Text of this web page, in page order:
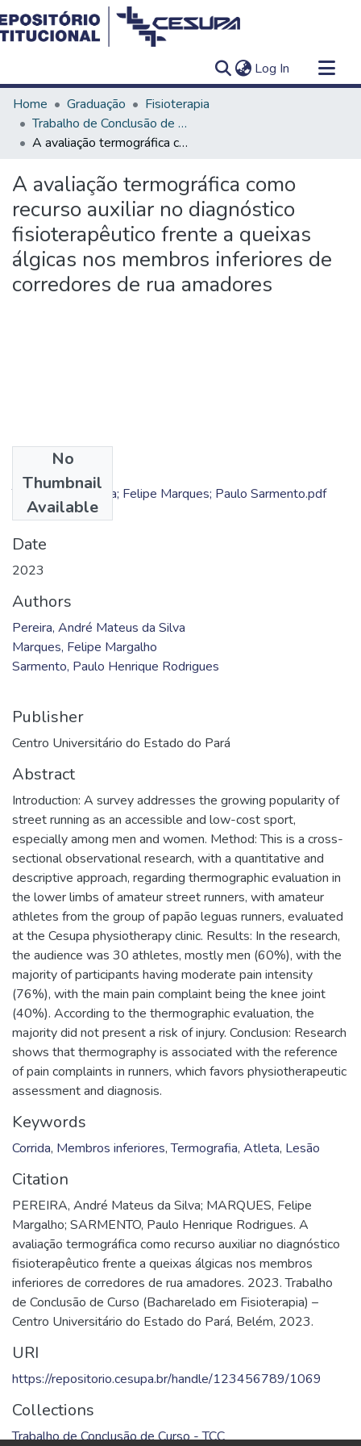
Log In (current)
Communities & Collections
All of DSpace
Statistics
Home Graduação
Fisioterapia
Trabalho de Conclusão de Curso - TCC
A avaliação termográfica como recurso auxiliar no diagnóstico fisioterapêutico frente a queixas álgicas nos membros inferiores de corredores de rua amadores
A avaliação termográfica como
recurso auxiliar no diagnóstico
fisioterapêutico frente a queixas
álgicas nos membros inferiores de
corredores de rua amadores
No
Thumbnail
Available
TC - André Pereira; Felipe Marques; Paulo Sarmento.pdf
(256.08 KB)
Date
2023
Authors
Pereira, André Mateus da Silva
Marques, Felipe Margalho
Sarmento, Paulo Henrique Rodrigues
Publisher
Centro Universitário do Estado do Pará
Abstract
Introduction: A survey addresses the growing popularity of
street running as an accessible and low-cost sport,
especially among men and women. Method: This is a cross-
sectional observational research, with a quantitative and
descriptive approach, regarding thermographic evaluation in
the lower limbs of amateur street runners, with amateur
athletes from the group of papão leguas runners, evaluated
at the Cesupa physiotherapy clinic. Results: In the research,
the audience was 30 athletes, mostly men (60%), with the
majority of participants having moderate pain intensity
(76%), with the main pain complaint being the knee joint
(40%). According to the thermographic evaluation, the
majority did not present a risk of injury. Conclusion: Research
shows that thermography is associated with the reference
of pain complaints in runners, which favors physiotherapeutic
assessment and diagnosis.
Keywords
Corrida, Membros inferiores,Termografia, Atleta, Lesão
Citation
PEREIRA, André Mateus da Silva; MARQUES, Felipe
Margalho; SARMENTO, Paulo Henrique Rodrigues. A
avaliação termográfica como recurso auxiliar no diagnóstico
fisioterapêutico frente a queixas álgicas nos membros
inferiores de corredores de rua amadores. 2023. Trabalho
de Conclusão de Curso (Bacharelado em Fisioterapia) –
Centro Universitário do Estado do Pará, Belém, 2023.
URI
https://repositorio.cesupa.br/handle/123456789/1069
Collections
Trabalho de Conclusão de Curso - TCC